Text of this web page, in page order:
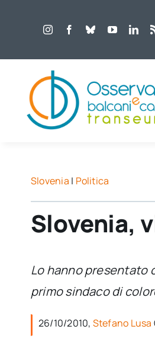
Slovenia | Politica
Slovenia,
Lo hanno presentato
primo sindaco di
26/10/2010, Stefano Lusa